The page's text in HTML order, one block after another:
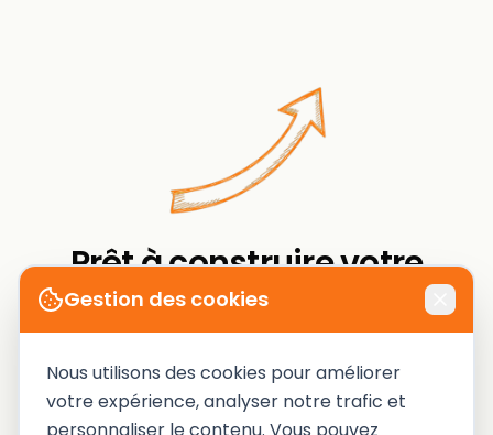
Prêt à construire votre
machine d'acquisition ?
Un diagnostic de votre acquisition, sans
détour. On vous dit où sont les fuites, et
comment les colmater.
Gestion des cookies
Nous utilisons des cookies pour améliorer
votre expérience, analyser notre trafic et